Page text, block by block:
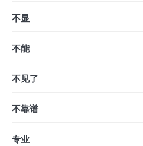
不显
不能
不见了
不靠谱
专业